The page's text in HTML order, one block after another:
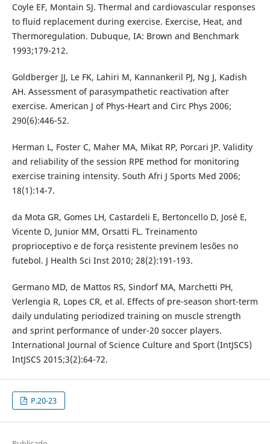
Coyle EF, Montain SJ. Thermal and cardiovascular responses
to fluid replacement during exercise. Exercise, Heat, and
Thermoregulation. Dubuque, IA: Brown and Benchmark
1993;179-212.
Goldberger JJ, Le FK, Lahiri M, Kannankeril PJ, Ng J, Kadish
AH. Assessment of parasympathetic reactivation after
exercise. American J of Phys-Heart and Circ Phys 2006;
290(6):446-52.
Herman L, Foster C, Maher MA, Mikat RP, Porcari JP. Validity
and reliability of the session RPE method for monitoring
exercise training intensity. South Afri J Sports Med 2006;
18(1):14-7.
da Mota GR, Gomes LH, Castardeli E, Bertoncello D, José E,
Vicente D, Junior MM, Orsatti FL. Treinamento
proprioceptivo e de força resistente previnem lesões no
futebol. J Health Sci Inst 2010; 28(2):191-193.
Germano MD, de Mattos RS, Sindorf MA, Marchetti PH,
Verlengia R, Lopes CR, et al. Effects of pre-season short-term
daily undulating periodized training on muscle strength
and sprint performance of under-20 soccer players.
International Journal of Science Culture and Sport (IntJSCS)
IntJSCS 2015;3(2):64-72.
P.20-23